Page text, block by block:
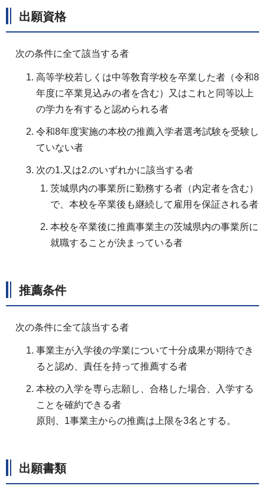
出願資格
次の条件に全て該当する者
高等学校若しくは中等敎育学校を卒業した者（令和8
年度に卒業見込みの者を含む）又はこれと同等以上
の学力を有すると認められる者
令和8年度実施の本校の推薦入学者選考試験を受験し
ていない者
次の1.又は2.のいずれかに該当する者
茨城県内の事業所に勤務する者（内定者を含む）
で、本校を卒業後も継続して雇用を保証される者
本校を卒業後に推薦事業主の茨城県内の事業所に
就職することが決まっている者
推薦条件
次の条件に全て該当する者
事業主が入学後の学業について十分成果が期待でき
ると認め、責任を持って推薦する者
本校の入学を専ら志願し、合格した場合、入学する
ことを確約できる者
原則、1事業主からの推薦は上限を3名とする。
出願書類